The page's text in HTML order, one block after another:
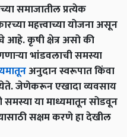
समाजातील प्रत्येक
महत्त्वाच्या योजना असून
आहे. कृषी क्षेत्र असो की
भांडवलाची समस्या
अनुदान स्वरूपात किंवा
जेणेकरून एखादा व्यवसाय
या माध्यमातून सोडवून
सक्षम करणे हा देखील